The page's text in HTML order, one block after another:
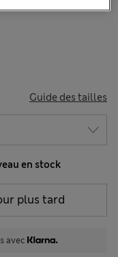
Guide des tailles
en stock
plus tard
avec